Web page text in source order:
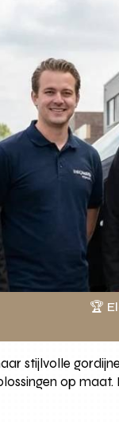
🏆
stijlvolle
op maat.